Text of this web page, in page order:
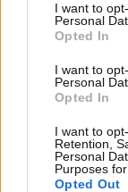
I want to
Personal
Opted In
I want to
Personal
Opted In
I want to
Retention,
Personal
Purposes
Opted Out
Produzione